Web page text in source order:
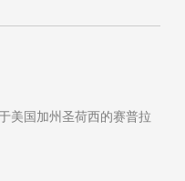
美国加州圣荷西的赛普拉